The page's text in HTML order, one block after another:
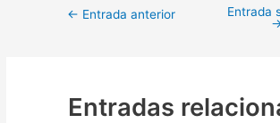
← Entrada anterior
Entrada
Entradas